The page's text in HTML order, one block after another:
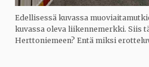
Edellisessä kuvassa
kuvassa oleva liikennemerkki. Siis
Herttoniemeen? Entä miksi